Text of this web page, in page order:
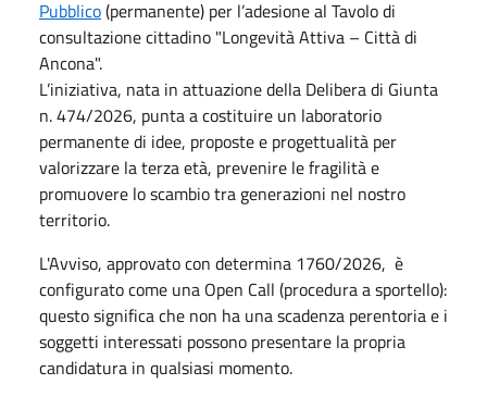
Pubblico(permanente) per l’adesione al Tavolo di
consultazione cittadino "Longevità Attiva – Città di
Ancona".
L’iniziativa, nata in attuazione della Delibera di Giunta
n. 474/2026, punta a costituire un laboratorio
permanente di idee, proposte e progettualità per
valorizzare la terza età, prevenire le fragilità e
promuovere lo scambio tra generazioni nel nostro
territorio.
L'Avviso, approvato con determina 1760/2026, è
configurato come una Open Call (procedura a sportello):
questo significa che non ha una scadenza perentoria e i
soggetti interessati possono presentare la propria
candidatura in qualsiasi momento.